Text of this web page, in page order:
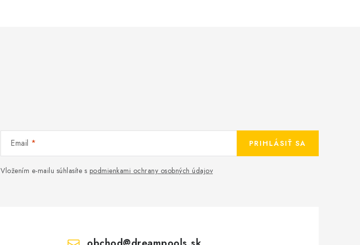
Email
Vložením e-mailu súhlasíte s podmienkami ochrany osobných údajov
PRIHLÁSIŤ SA